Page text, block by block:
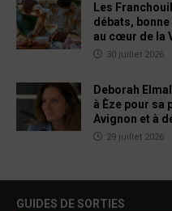
Les
débats,
au cœur de la
30 juillet 2026
Deborah
à Èze pour sa
Avignon et à
29 juillet 2026
GUIDES DE SORTIES